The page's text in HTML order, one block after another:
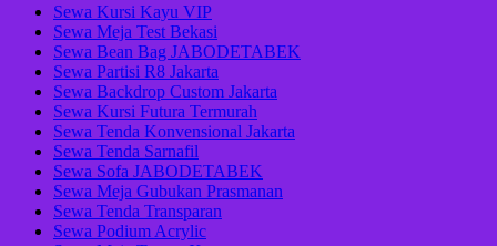
Sewa Kursi Kayu VIP
Sewa Meja Test Bekasi
Sewa Bean Bag JABODETABEK
Sewa Partisi R8 Jakarta
Sewa Backdrop Custom Jakarta
Sewa Kursi Futura Termurah
Sewa Tenda Konvensional Jakarta
Sewa Tenda Sarnafil
Sewa Sofa JABODETABEK
Sewa Meja Gubukan Prasmanan
Sewa Tenda Transparan
Sewa Podium Acrylic